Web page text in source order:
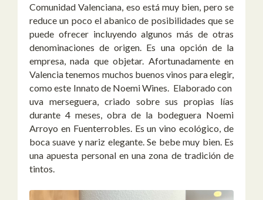
Comunidad Valenciana, eso está muy bien, pero se
reduce un poco el abanico de posibilidades que se
puede ofrecer incluyendo algunos más de otras
denominaciones de origen. Es una opción de la
empresa, nada que objetar. Afortunadamente en
Valencia tenemos muchos buenos vinos para elegir,
como este Innato de Noemi Wines. Elaborado con
uva merseguera, criado sobre sus propias lías
durante 4 meses, obra de la bodeguera Noemi
Arroyo en Fuenterrobles. Es un vino ecológico, de
boca suave y nariz elegante. Se bebe muy bien. Es
una apuesta personal en una zona de tradición de
tintos.